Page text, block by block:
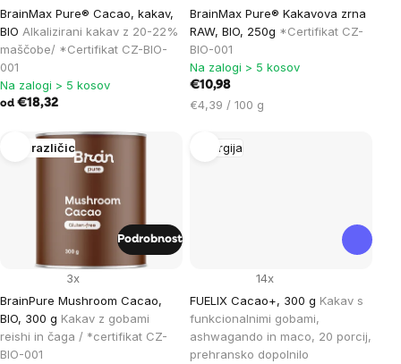
BrainMax Pure® Cacao, kakav,
BIO Alkalizirani kakav z 20-22%
maščobe/ *Certifikat CZ-BIO-
001
Na zalogi > 5 kosov
od €18,32
BrainMax Pure® Kakavova zrna
RAW, BIO, 250g *Certifikat CZ-
BIO-001
Na zalogi > 5 kosov
€10,98
Cena
enoto:
€4,39 / 100 g
Več različic
BrainPure Mushroom Cacao,
BIO, 300 g Kakav z gobami
reishi in čaga / *certifikat CZ-
BIO-001
3x
Podrobnost
Energija
FUELIX Cacao+, 300 g Kakav s
funkcionalnimi gobami,
ashwagando in maco, 20 porcij,
prehransko dopolnilo
14x